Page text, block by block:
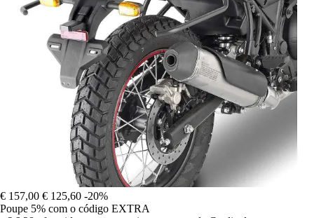
€ 157,00 € 125,60 -20%
Poupe 5% com o código EXTRA